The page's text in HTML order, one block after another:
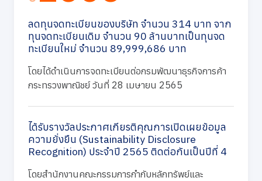
ลดทุนจดทะเบียนของบริษัท จำนวน 314 บาท จาก
ทุนจดทะเบียนเดิม จำนวน 90 ล้านบาทเป็นทุนจด
ทะเบียนใหม่ จำนวน 89,999,686 บาท
โดยได้ดำเนินการจดทะเบียนต่อกรมพัฒนาธุรกิจการค้า
กระทรวงพาณิชย์ วันที่ 28 เมษายน 2565
ได้รับรางวัลประกาศเกียรติคุณการเปิดเผยข้อมูล
ความยั่งยืน (Sustainability Disclosure
Recognition) ประจำปี 2565 ติดต่อกันเป็นปีที่ 4
โดยสำนักงานคณะกรรมการกำกับหลักทรัพย์และ